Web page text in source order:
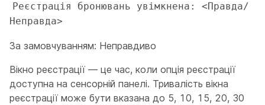
Реєстрація бронювань увімкнена: <Правда/
Неправда>
За замовчуванням: Неправдиво
Вікно реєстрації — це час, коли опція реєстрації
доступна на сенсорній панелі. Тривалість вікна
реєстрації може бути вказана до 5, 10, 15, 20, 30